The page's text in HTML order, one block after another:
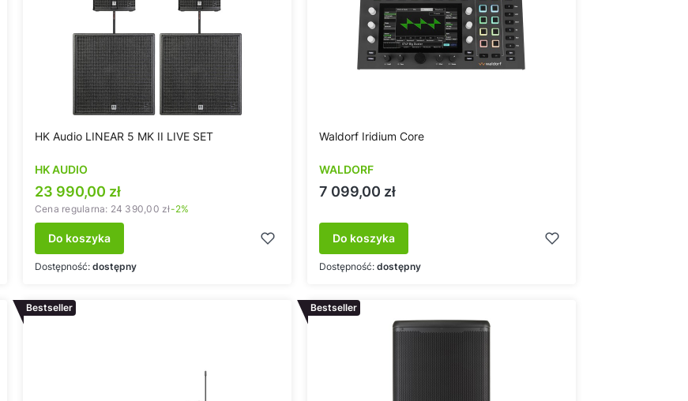
HK Audio LINEAR 5 MK II LIVE SET
HK AUDIO
Cena promocyjna
23 990,00 zł
Cena regularna: 24 390,00 zł-2%
Do koszyka
Dostępność: dostępny
Waldorf Iridium Core
WALDORF
Cena
7 099,00 zł
Do koszyka
Dostępność: dostępny
Bestseller Bestseller